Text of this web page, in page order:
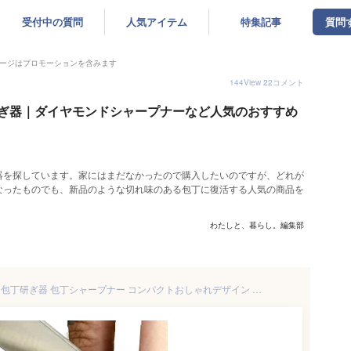
受付中の質問 人気アイテム 特集記事 質問
ジはプロモーションを含みます
144View 22コメント
器｜ダイヤモンドシャープナーなど人気のおすすめ
探しています。家にはまだなかったので購入したいのですが、どれが
たものでも、新品のような切れ味のある包丁に復活する人気の商品を
わたしと、暮らし。編集部